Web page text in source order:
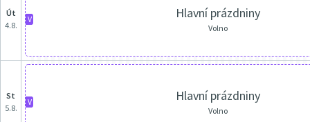
út
4.8.
V Hlavní prázdniny
Volno
st
5.8.
V Hlavní prázdniny
Volno